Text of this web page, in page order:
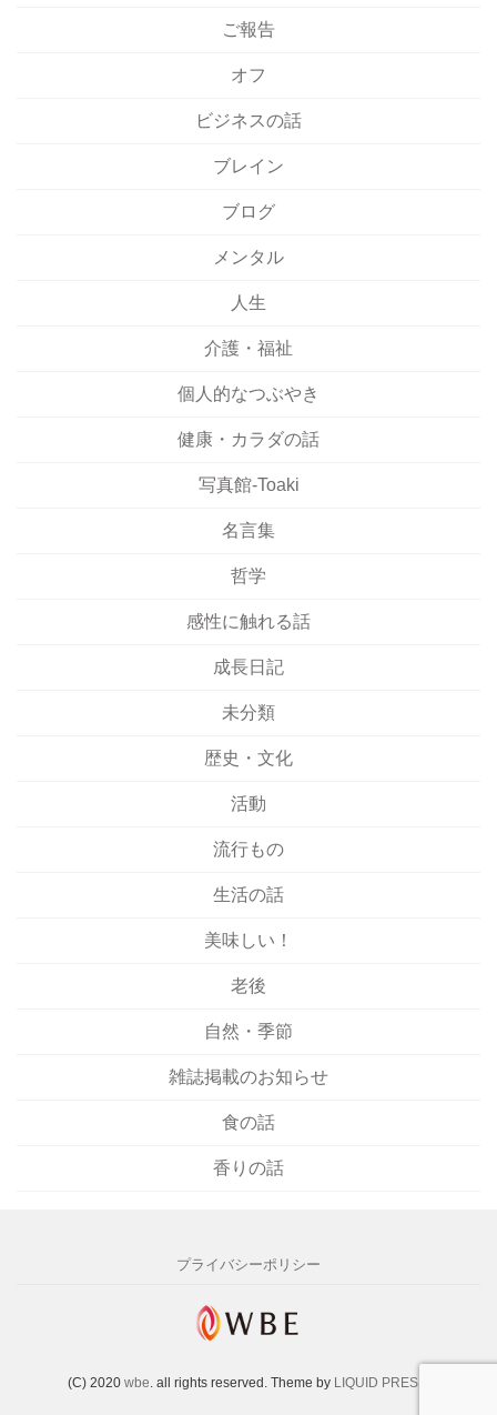
ご報告
オフ
ビジネスの話
ブレイン
ブログ
メンタル
人生
介護・福祉
個人的なつぶやき
健康・カラダの話
写真館-Toaki
名言集
哲学
感性に触れる話
成長日記
未分類
歴史・文化
活動
流行もの
生活の話
美味しい！
老後
自然・季節
雑誌掲載のお知らせ
食の話
香りの話
プライバシーポリシー
(C) 2020 wbe . all rights reserved. Theme by LIQUID PRESS